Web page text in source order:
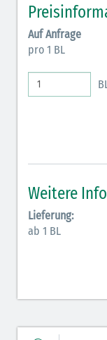
Rahmen)
Antikonvulsiva
Inodilatatoren
Elektrolyte
Elektrolyte
Elektrolyte NaCl
Auf Anfrage
pro 1 BL
Weitere
Lieferung:
ab 1 BL